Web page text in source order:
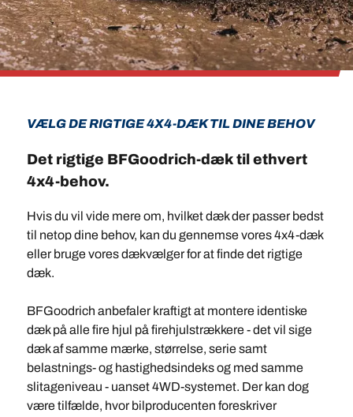
VÆLG DE RIGTIGE 4X4-DÆK TIL DINE BEHOV
Det rigtige BFGoodrich-dæk til ethvert
4x4-behov.
Hvis du vil vide mere om, hvilket dæk der passer bedst
til netop dine behov, kan du gennemse vores 4x4-dæk
eller bruge vores dækvælger for at finde det rigtige
dæk.
BFGoodrich anbefaler kraftigt at montere identiske
dæk på alle fire hjul på firehjulstrækkere - det vil sige
dæk af samme mærke, størrelse, serie samt
belastnings- og hastighedsindeks og med samme
slitageniveau - uanset 4WD-systemet. Der kan dog
være tilfælde, hvor bilproducenten foreskriver